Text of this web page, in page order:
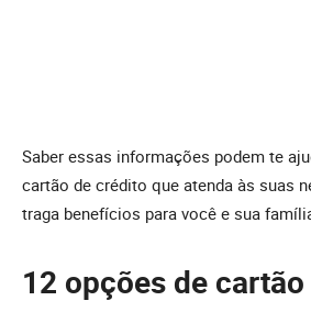
Saber essas informações podem te
cartão de crédito que atenda às suas
traga benefícios para você e sua
12 opções de